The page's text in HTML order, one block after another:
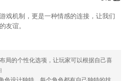
体能测试数据，学业成绩尽在掌握，方
闪学、考试日历, 让你英语随心学。
戏机制，更是一种情感的连接，让我们
友谊。
局的个性化选项，让玩家可以根据自己喜
色设计独特，每个角色都有自己独特的技